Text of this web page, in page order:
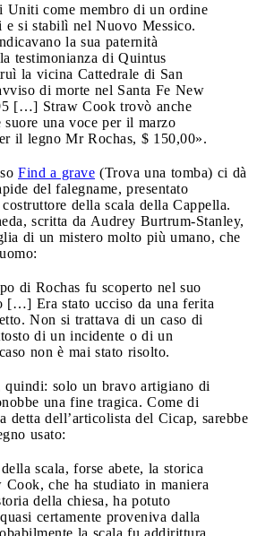
Uniti come membro di un ordine
si stabilì nel Nuovo Messico.
la sua paternità
testimonianza di Quintus
la vicina Cattedrale di San
di morte nel Santa Fe New
[…] Straw Cook trovò anche
una voce per il marzo
il legno Mr Rochas, $ 150,00».
Find a grave (Trova una tomba) ci dà
del falegname, presentato
della scala della Cappella.
scritta da Audrey Burtrum-Stanley,
di un mistero molto più umano, che
di Rochas fu scoperto nel suo
[…] Era stato ucciso da una ferita
Non si trattava di un caso di
di un incidente o di un
non è mai stato risolto.
quindi: solo un bravo artigiano di
una fine tragica. Come di
detta dell’articolista del Cicap, sarebbe
usato:
scala, forse abete, la storica
Cook, che ha studiato in maniera
della chiesa, ha potuto
certamente proveniva dalla
la scala fu addirittura